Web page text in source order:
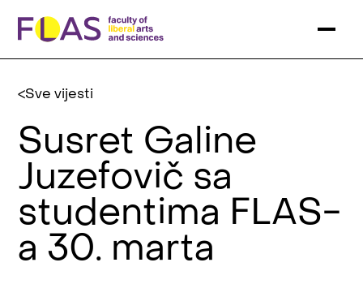
Sve vijesti
Susret Galine
Juzefovič sa
studentima FLAS-
a 30. marta